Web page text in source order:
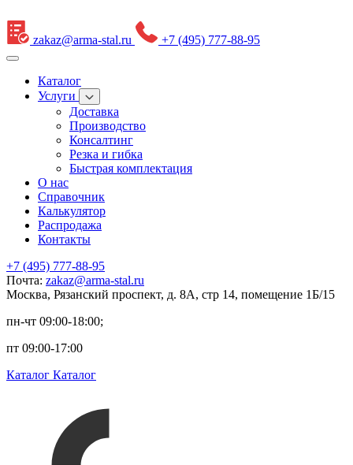
zakaz@arma-stal.ru +7 (495) 777-88-95
Каталог
Услуги
Доставка
Производство
Консалтинг
Резка и гибка
Быстрая комплектация
О нас
Справочник
Калькулятор
Распродажа
Контакты
+7 (495) 777-88-95
Почта: zakaz@arma-stal.ru
Москва, Рязанский проспект, д. 8А, стр 14, помещение 1Б/15
пн-чт 09:00-18:00;
пт 09:00-17:00
Каталог Каталог